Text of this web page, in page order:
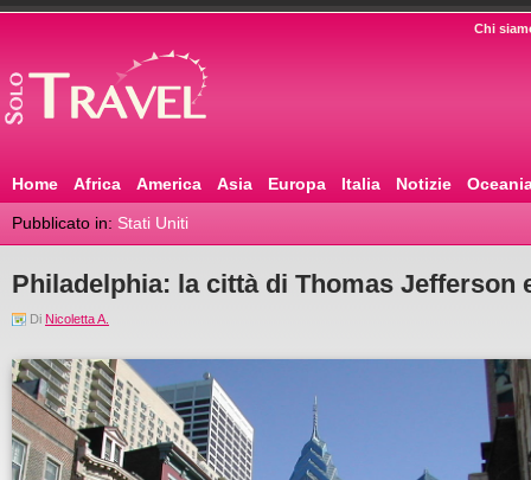
Chi
Home Africa America Asia Europa Italia Notizie
Pubblicato in: Stati Uniti
Philadelphia: la città di Thomas Jefferson
Di Nicoletta A.